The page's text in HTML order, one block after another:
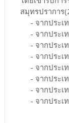
สมุทรปราการ
- จากประเท
- จากประเ
- จากประเท
- จากประเ
- จากประเท
- จากประเ
- จากประเท
- จากประเท